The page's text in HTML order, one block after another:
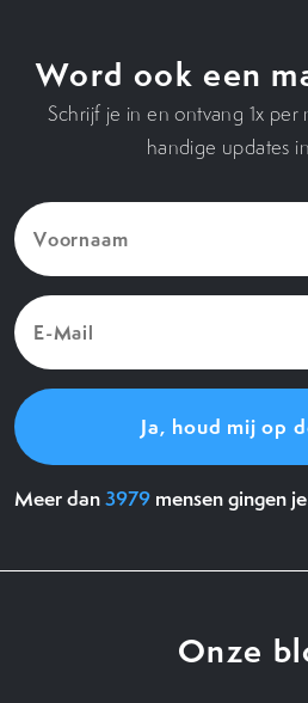
Word ook een
Schrijf je in en ontvang 1x per
handige updates
Voornaam
(Vereist)
E-
Mail
(Vereist)
Meer dan3979 mensen gingen
Onze